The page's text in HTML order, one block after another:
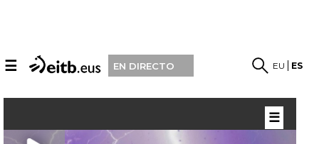
☰ EN DIRECTO EU ES
☰